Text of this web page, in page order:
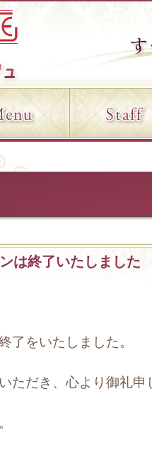
は終了いたしました
了をいたしました。
ただき、心より御礼申